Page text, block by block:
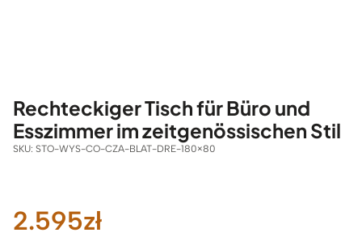
Rechteckiger Tisch für Büro und
Esszimmer im zeitgenössischen Stil
SKU: STO-WYS-CO-CZA-BLAT-DRE-180×80
2.595zł